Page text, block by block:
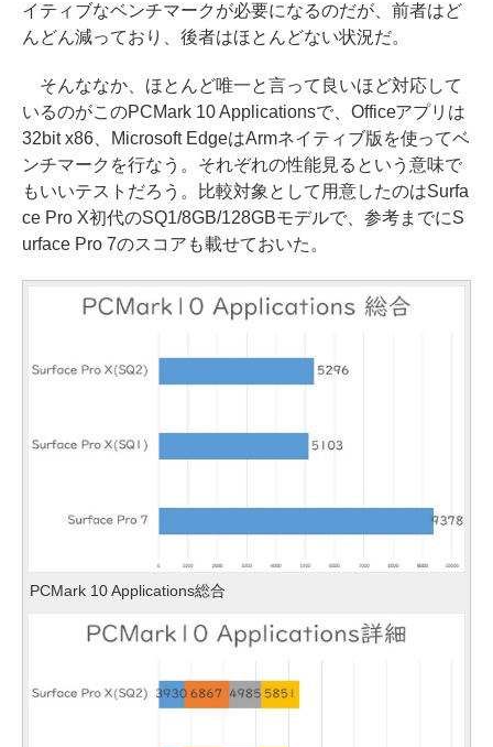
イティブなベンチマークが必要になるのだが、前者はど
んどん減っており、後者はほとんどない状況だ。
そんななか、ほとんど唯一と言って良いほど対応して
いるのがこのPCMark 10 Applicationsで、Officeアプリは
32bit x86、Microsoft EdgeはArmネイティブ版を使ってベ
ンチマークを行なう。それぞれの性能見るという意味で
もいいテストだろう。比較対象として用意したのはSurfa
ce Pro X初代のSQ1/8GB/128GBモデルで、参考までにS
urface Pro 7のスコアも載せておいた。
PCMark 10 Applications総合